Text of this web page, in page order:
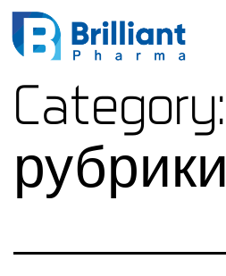
Category:
рубрики